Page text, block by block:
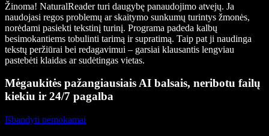
Žinoma! NaturalReader turi daugybę panaudojimo atvejų. Ja
naudojasi regos problemų ar skaitymo sunkumų turintys žmonės,
norėdami pasiekti tekstinį turinį. Programa padeda kalbų
besimokantiems tobulinti tarimą ir supratimą. Taip pat ji naudinga
tekstų peržiūrai bei redagavimui – garsiai klausantis lengviau
pastebėti klaidas ar sudėtingas vietas.
Mėgaukitės pažangiausiais AI balsais, neribotu failų
kiekiu ir 24/7 pagalba
Išbandyti nemokamai